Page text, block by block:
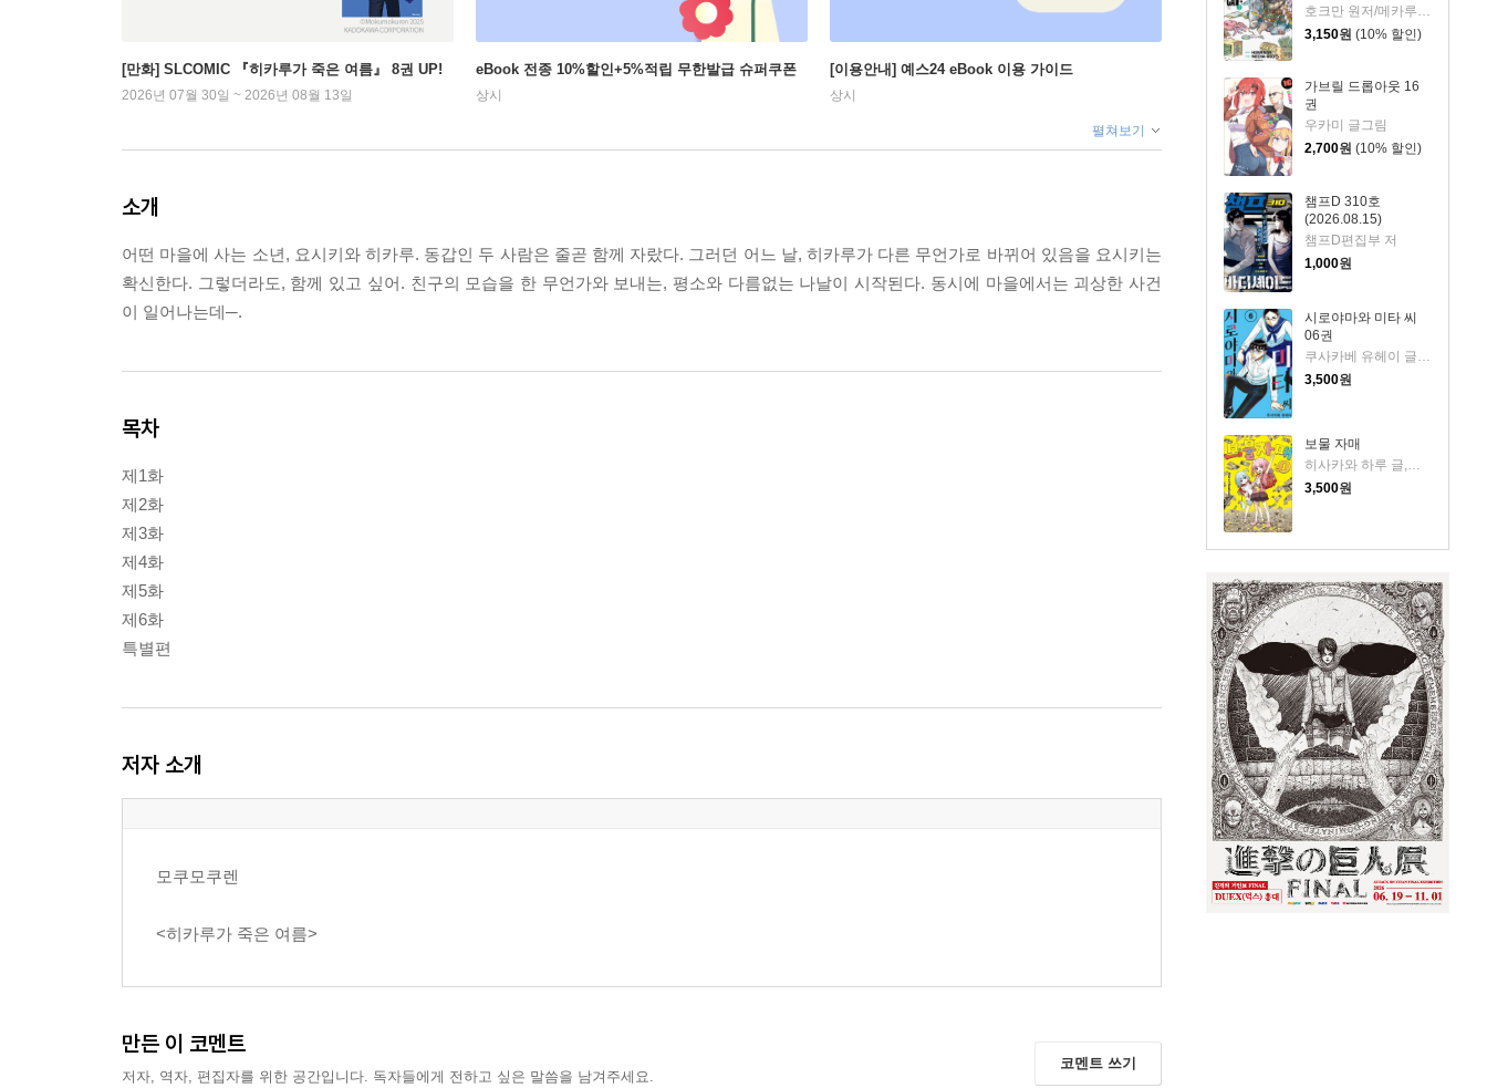
호크만 원저/메카루츠 그림
3,150원 (10% 할인)
가브릴 드롭아웃 16
권
우카미 글그림
2,700원 (10% 할인)
챔프D 310호
(2026.08.15)
챔프D편집부 저
1,000원
시로야마와 미타 씨
06권
쿠사카베 유헤이 글그림
3,500원
보물 자매
3,500원
[만화] SLCOMIC 『히카루가 죽은 여름』 8권 UP!
2026년 07월 30일 ~ 2026년 08월 13일
eBook 전종 10%할인+5%적립 무한발급 슈퍼쿠폰
상시
[이용안내] 예스24 eBook 이용 가이드
상시
펼쳐보기
소개
어떤 마을에 사는 소년, 요시키와 히카루. 동갑인 두 사람은 줄곧 함께 자랐다. 그러던 어느 날, 히카루가 다른 무언가로 바뀌어 있음을 요시키는
확신한다. 그렇더라도, 함께 있고 싶어. 친구의 모습을 한 무언가와 보내는, 평소와 다름없는 나날이 시작된다. 동시에 마을에서는 괴상한 사건
이 일어나는데─.
목차
제1화
제2화
제3화
제4화
제5화
제6화
특별편
저자 소개
모쿠모쿠렌
<히카루가 죽은 여름>
만든 이 코멘트
저자, 역자, 편집자를 위한 공간입니다. 독자들에게 전하고 싶은 말씀을 남겨주세요.
코멘트 쓰기